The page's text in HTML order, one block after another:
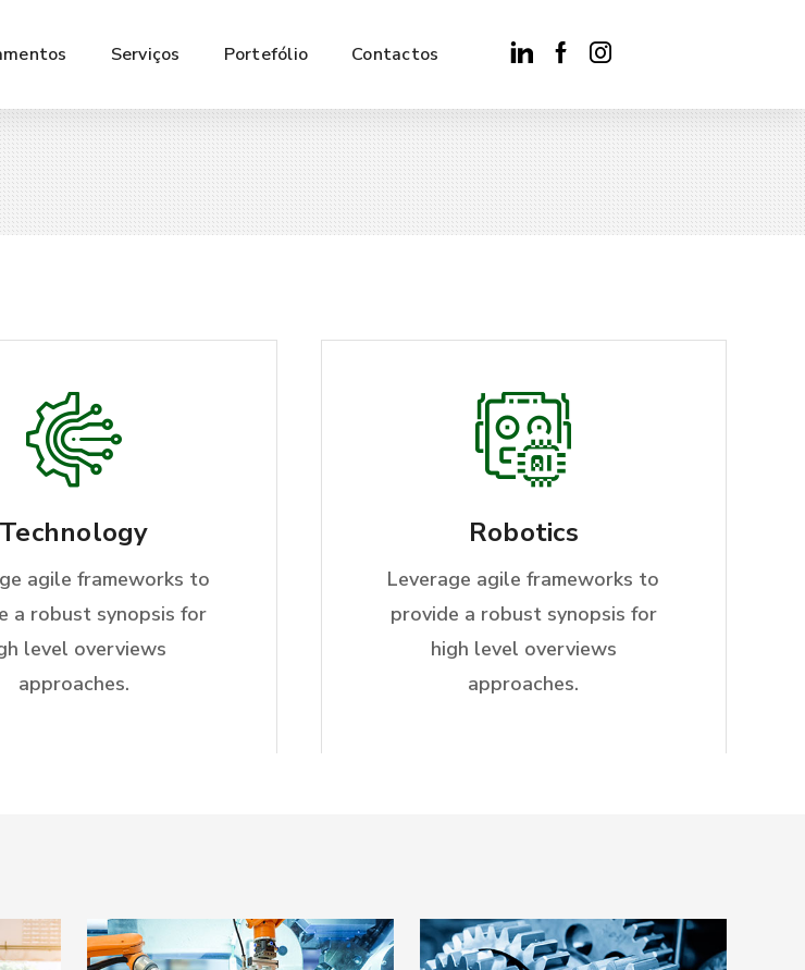
Serviços Portefólio Contactos
Technology
agile frameworks to
a robust synopsis for
level overviews
approaches.
Robotics
Leverage agile frameworks to
provide a robust synopsis for
high level overviews
approaches.